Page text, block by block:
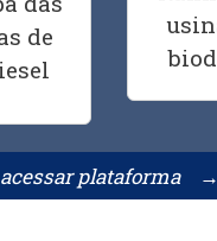
acessar plataforma →